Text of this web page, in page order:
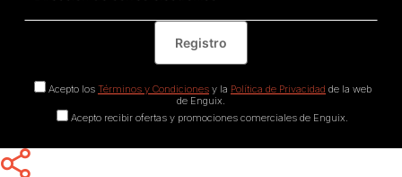
Acepto los Términos y Condicionesy la Política de Privacidad de la web
de Enguix.
Acepto recibir ofertas y promociones comerciales de Enguix.